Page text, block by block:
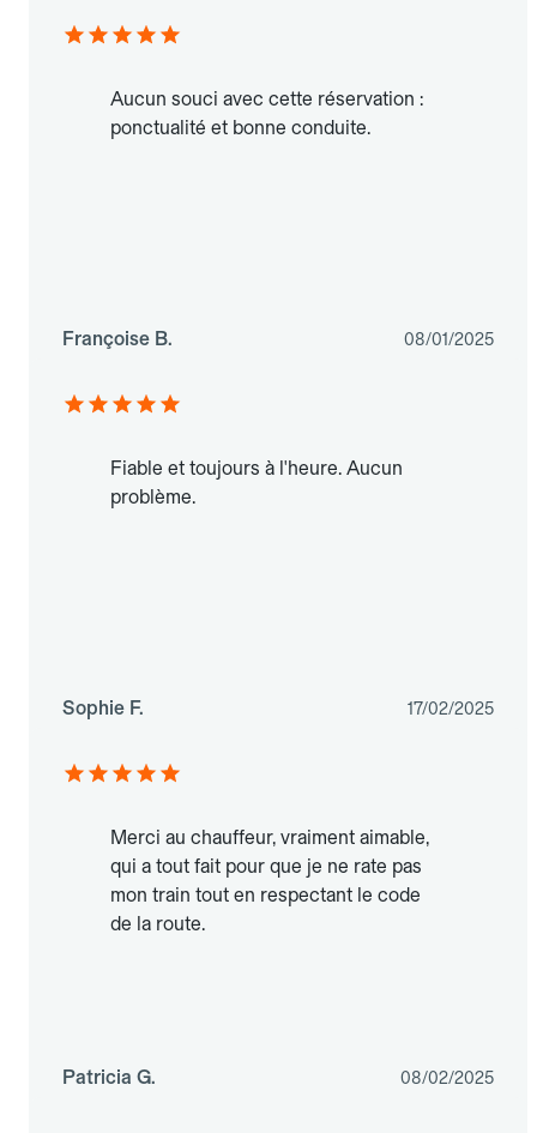
Aucun souci avec cette réservation :
ponctualité et bonne conduite.
Françoise B. 08/01/2025
Fiable et toujours à l'heure. Aucun
problème.
Sophie F. 17/02/2025
Merci au chauffeur, vraiment aimable,
qui a tout fait pour que je ne rate pas
mon train tout en respectant le code
de la route.
Patricia G. 08/02/2025